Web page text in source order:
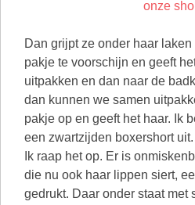
Dan grijpt ze onder haar
pakje te voorschijn en geeft
uitpakken en dan naar de
dan kunnen we samen
pakje op en geeft het haar. Ik
een zwartzijden boxershort
Ik raap het op. Er is
die nu ook haar lippen siert,
gedrukt. Daar onder staat met